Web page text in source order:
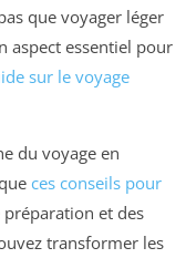
que voyager léger
aspect essentiel pour
sur le voyage
du voyage en
ces conseils pour
préparation et des
transformer les